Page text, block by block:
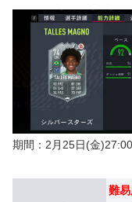
期間：2月25日(金
難